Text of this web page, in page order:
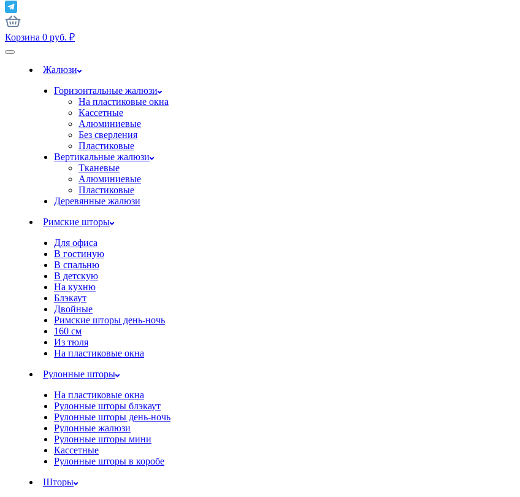
Корзина 0 руб. ₽
Жалюзи
Горизонтальные жалюзи
На пластиковые окна
Кассетные
Алюминиевые
Без сверления
Пластиковые
Вертикальные жалюзи
Тканевые
Алюминиевые
Пластиковые
Деревянные жалюзи
Римские шторы
Для офиса
В гостиную
В спальню
В детскую
На кухню
Блэкаут
Двойные
Римские шторы день-ночь
160 см
Из тюля
На пластиковые окна
Рулонные шторы
На пластиковые окна
Рулонные шторы блэкаут
Рулонные шторы день-ночь
Рулонные жалюзи
Рулонные шторы мини
Кассетные
Рулонные шторы в коробе
Шторы